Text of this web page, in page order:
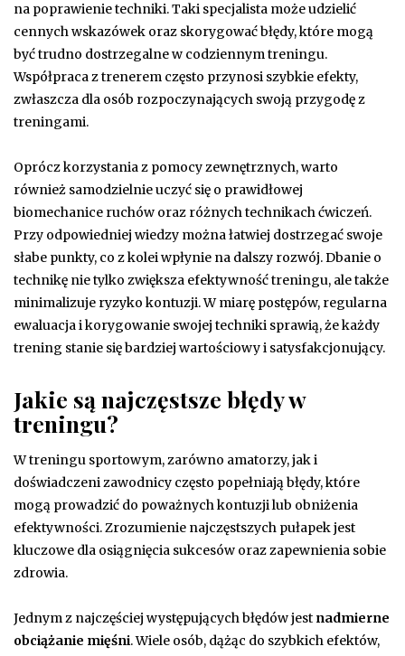
na poprawienie techniki. Taki specjalista może udzielić
cennych wskazówek oraz skorygować błędy, które mogą
być trudno dostrzegalne w codziennym treningu.
Współpraca z trenerem często przynosi szybkie efekty,
zwłaszcza dla osób rozpoczynających swoją przygodę z
treningami.
Oprócz korzystania z pomocy zewnętrznych, warto
również samodzielnie uczyć się o prawidłowej
biomechanice ruchów oraz różnych technikach ćwiczeń.
Przy odpowiedniej wiedzy można łatwiej dostrzegać swoje
słabe punkty, co z kolei wpłynie na dalszy rozwój. Dbanie o
technikę nie tylko zwiększa efektywność treningu, ale także
minimalizuje ryzyko kontuzji. W miarę postępów, regularna
ewaluacja i korygowanie swojej techniki sprawią, że każdy
trening stanie się bardziej wartościowy i satysfakcjonujący.
Jakie są najczęstsze błędy w
treningu?
W treningu sportowym, zarówno amatorzy, jak i
doświadczeni zawodnicy często popełniają błędy, które
mogą prowadzić do poważnych kontuzji lub obniżenia
efektywności. Zrozumienie najczęstszych pułapek jest
kluczowe dla osiągnięcia sukcesów oraz zapewnienia sobie
zdrowia.
Jednym z najczęściej występujących błędów jest nadmierne
obciążanie mięśni. Wiele osób, dążąc do szybkich efektów,